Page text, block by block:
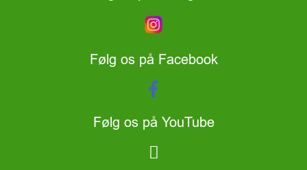
Følg os på Facebook
Følg os på YouTube